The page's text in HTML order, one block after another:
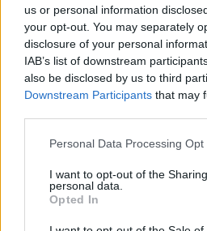
us or personal information
your opt-out. You may separately
disclosure of your personal
IAB’s list of downstream
also be disclosed by us to third
Downstream Participants that may
Please note that this website/app
not limited to your visit or usage
grant or deny consent to Google
use your data for below specified
consent section.
Personal Data Processing Opt
I want to opt-out of the
personal data.
Opted In
A Mad Men sorozat gyönyörű
élénk vörös hajkoronája volt
Rengetegen irigyelték is
lesz a szőke hajfesték
Vörösnek nagyon különleges
keresőben könnyebben